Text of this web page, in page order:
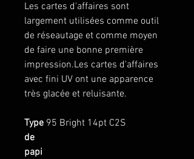
Les cartes d'affaires sont
largement utilisées comme outil
de réseautage et comme moyen
de faire une bonne première
impression.Les cartes d'affaires
avec fini UV ont une apparence
très glacée et reluisante.
Type
de
papi
95 Bright 14pt C2S